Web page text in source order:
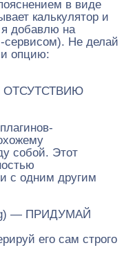
в виде
калькулятор и
я добавлю на
сервисом). Не делай
и опцию:
собой. Этот
с одним другим
— ПРИДУМАЙ
его сам строго